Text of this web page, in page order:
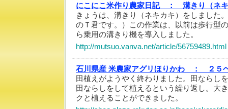
にこにこ米作り農家日記 ：
溝きり（ネ
きょうは、溝きり（ネキカキ）をしました
のＴ君です。）この作業は、以前は歩行型
ら乗用の溝きり機を導入しました。
http://mutsuo.vanva.net/article/56759489.html
石川県産 米農家アグリほりかわ ：
２５
田植えがようやく終わりました。田ならし
田ならしをして植えるという繰り返し。大
クと植えることができました。